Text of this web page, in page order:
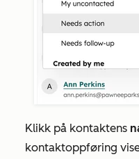
Klikk på kontaktens
kontaktoppføring